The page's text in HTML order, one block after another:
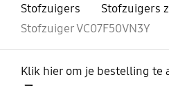
Stofzuigers
Stofzuigers
Stofzuiger VC07F50VN3Y
Klik hier om je bestelling